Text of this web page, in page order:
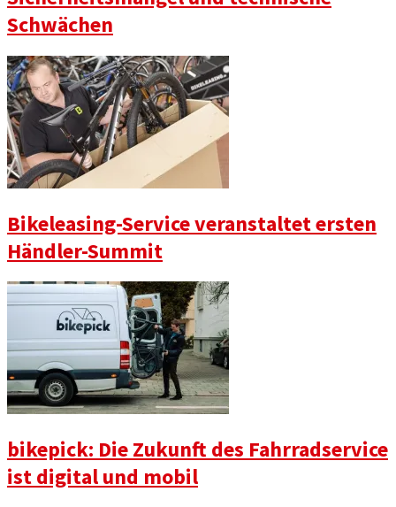
Schwächen
Bikeleasing-Service veranstaltet ersten
Händler-Summit
bikepick: Die Zukunft des Fahrradservice
ist digital und mobil